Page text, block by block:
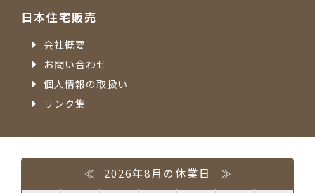
日本住宅販売
会社概要
お問い合わせ
個人情報の取扱い
リンク集
≪ 2026年8月の休業日 ≫